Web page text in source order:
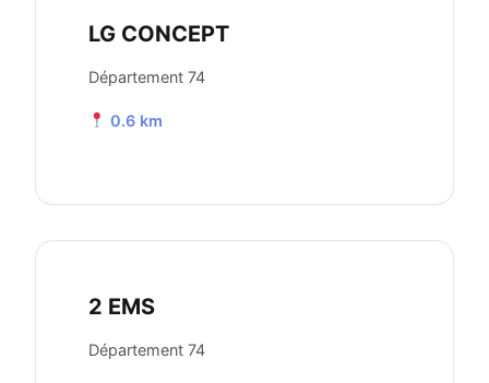
LG CONCEPT
Département 74
0.6 km
2 EMS
Département 74